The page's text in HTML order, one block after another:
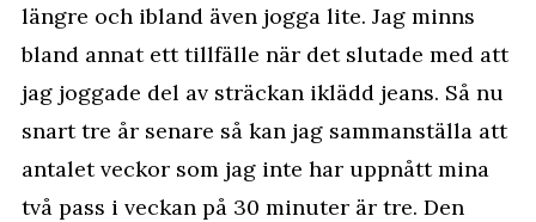
längre och ibland även jogga lite. Jag minns
bland annat ett tillfälle när det slutade med att
jag joggade del av sträckan iklädd jeans. Så nu
snart tre år senare så kan jag sammanställa att
antalet veckor som jag inte har uppnått mina
två pass i veckan på 30 minuter är tre. Den